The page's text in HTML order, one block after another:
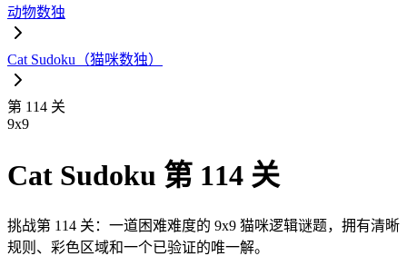
动物数独
Cat Sudoku（猫咪数独）
第 114 关
9x9
Cat Sudoku 第 114 关
挑战第 114 关：一道困难难度的 9x9 猫咪逻辑谜题，拥有清晰
规则、彩色区域和一个已验证的唯一解。